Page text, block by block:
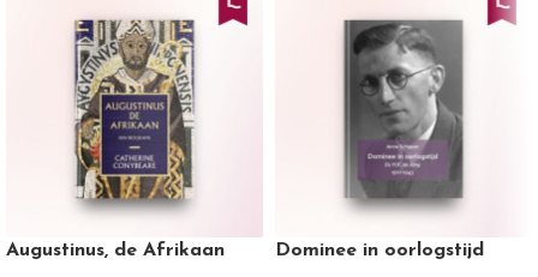
Augustinus, de Afrikaan Dominee in oorlogstijd